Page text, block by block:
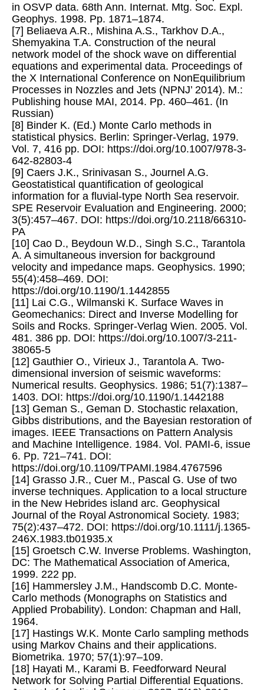
in OSVP data. 68th Ann. Internat. Mtg. Soc. Expl.
Geophys. 1998. Pp. 1871–1874.
[7] Beliaeva A.R., Mishina A.S., Tarkhov D.A.,
Shemyakina T.A. Construction of the neural
network model of the shock wave on diﬀerential
equations and experimental data. Proceedings of
the X International Conference on NonEquilibrium
Processes in Nozzles and Jets (NPNJ’ 2014). M.:
Publishing house MAI, 2014. Pp. 460–461. (In
Russian)
[8] Binder K. (Ed.) Monte Carlo methods in
statistical physics. Berlin: Springer-Verlag, 1979.
Vol. 7, 416 pp. DOI: https://doi.org/10.1007/978-3-
642-82803-4
[9] Caers J.K., Srinivasan S., Journel A.G.
Geostatistical quantification of geological
information for a fluvial-type North Sea reservoir.
SPE Reservoir Evaluation and Engineering. 2000;
3(5):457–467. DOI: https://doi.org/10.2118/66310-
PA
[10] Cao D., Beydoun W.D., Singh S.C., Tarantola
A. A simultaneous inversion for background
velocity and impedance maps. Geophysics. 1990;
55(4):458–469. DOI:
https://doi.org/10.1190/1.1442855
[11] Lai C.G., Wilmanski K. Surface Waves in
Geomechanics: Direct and Inverse Modelling for
Soils and Rocks. Springer-Verlag Wien. 2005. Vol.
481. 386 pp. DOI: https://doi.org/10.1007/3-211-
38065-5
[12] Gauthier O., Virieux J., Tarantola A. Two-
dimensional inversion of seismic waveforms:
Numerical results. Geophysics. 1986; 51(7):1387–
1403. DOI: https://doi.org/10.1190/1.1442188
[13] Geman S., Geman D. Stochastic relaxation,
Gibbs distributions, and the Bayesian restoration of
images. IEEE Transactions on Pattern Analysis
and Machine Intelligence. 1984. Vol. PAMI-6, issue
6. Pp. 721–741. DOI:
https://doi.org/10.1109/TPAMI.1984.4767596
[14] Grasso J.R., Cuer M., Pascal G. Use of two
inverse techniques. Application to a local structure
in the New Hebrides island arc. Geophysical
Journal of the Royal Astronomical Society. 1983;
75(2):437–472. DOI: https://doi.org/10.1111/j.1365-
246X.1983.tb01935.x
[15] Groetsch C.W. Inverse Problems. Washington,
DC: The Mathematical Association of America,
1999. 222 pp.
[16] Hammersley J.M., Handscomb D.C. Monte-
Carlo methods (Monographs on Statistics and
Applied Probability). London: Chapman and Hall,
1964.
[17] Hastings W.K. Monte Carlo sampling methods
using Markov Chains and their applications.
Biometrika. 1970; 57(1):97–109.
[18] Hayati M., Karami B. Feedforward Neural
Network for Solving Partial Differential Equations.